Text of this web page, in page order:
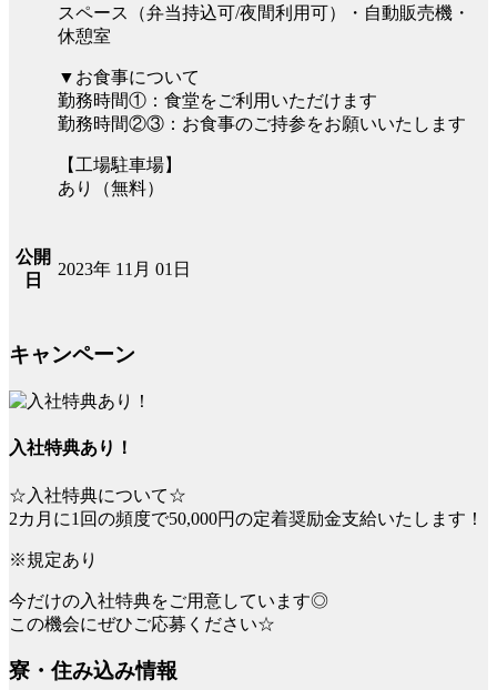
スペース（弁当持込可/夜間利用可）・自動販売機・
休憩室
▼お食事について
勤務時間①：食堂をご利用いただけます
勤務時間②③：お食事のご持参をお願いいたします
【工場駐車場】
あり（無料）
公開
日
2023年 11月 01日
キャンペーン
入社特典あり！
☆入社特典について☆
2カ月に1回の頻度で50,000円の定着奨励金支給いたします！
※規定あり
今だけの入社特典をご用意しています◎
この機会にぜひご応募ください☆
寮・住み込み情報